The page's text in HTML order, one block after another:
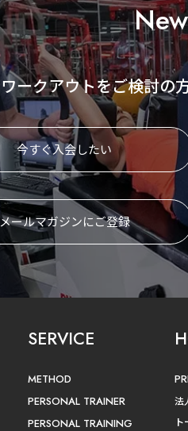
ークアウトをご検討の
今すぐ入会したい
メールマガジンにご登録
SERVICE
METHOD
PERSONAL TRAINER
PERSONAL TRAINING
法